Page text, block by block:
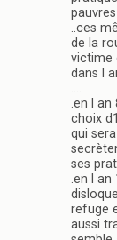
pauvres
..ces
de la
victime
dans l
….
.en l an
choix
qui
ses
.en l
refuge
aussi